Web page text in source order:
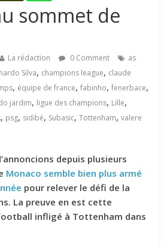
sommet de
La rédaction 0 Comment
as
Silva, champions league, claude
, équipe de france,fabinho,fenerbace,
jardim, ligue des champions, Lille,
, psg, sidibé, Subasic,Tottenham,valere
depuis plusieurs
Monaco semble bien plus armé
pour relever le défi de la
La preuve en est cette
infligé à Tottenham dans